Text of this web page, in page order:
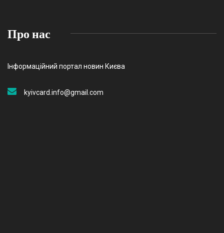
Про нас
Інформаційний портал новин Києва
kyivcard.info@gmail.com